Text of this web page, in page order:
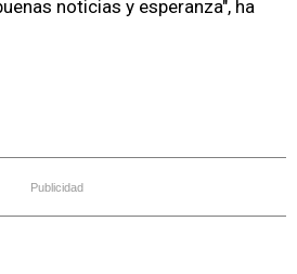
noticias y esperanza", ha
Publicidad